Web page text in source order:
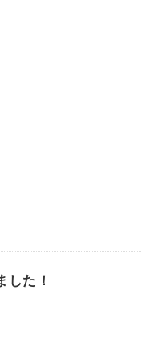
た！